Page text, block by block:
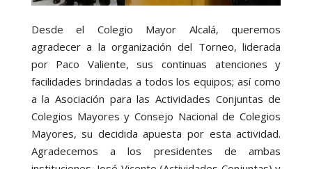
Desde el Colegio Mayor Alcalá, queremos
agradecer a la organización del Torneo, liderada
por Paco Valiente, sus continuas atenciones y
facilidades brindadas a todos los equipos; así como
a la Asociación para las Actividades Conjuntas de
Colegios Mayores y Consejo Nacional de Colegios
Mayores, su decidida apuesta por esta actividad.
Agradecemos a los presidentes de ambas